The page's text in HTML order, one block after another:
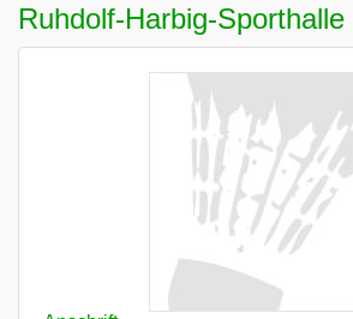
Ruhdolf-Harbig-Sporthalle